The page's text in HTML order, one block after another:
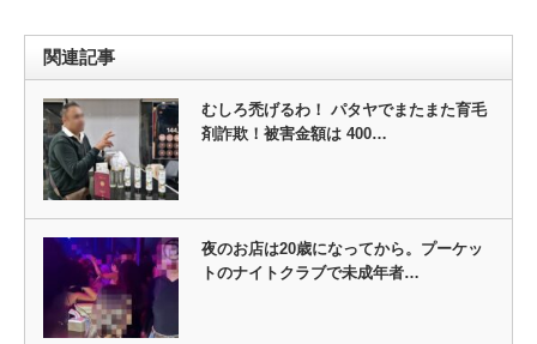
関連記事
むしろ禿げるわ！ パタヤでまたまた育毛
剤詐欺！被害金額は 400…
夜のお店は20歳になってから。プーケッ
トのナイトクラブで未成年者…